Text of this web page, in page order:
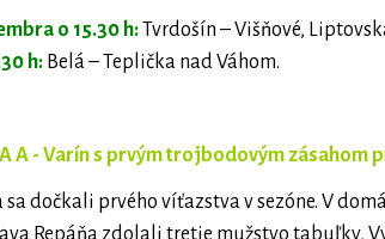
o 15.30 h:Tvrdošín – Višňové,
h: Belá – Teplička nad Váhom.
A - Varín s prvým trojbodovým
dočkali prvého víťazstva v sezóne. V
Repáňa zdolali tretie mužstvo tabuľky,